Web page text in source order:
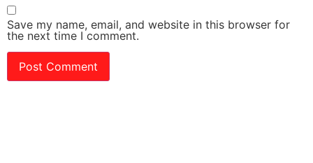
Save my name, email, and website in this browser for
the next time I comment.